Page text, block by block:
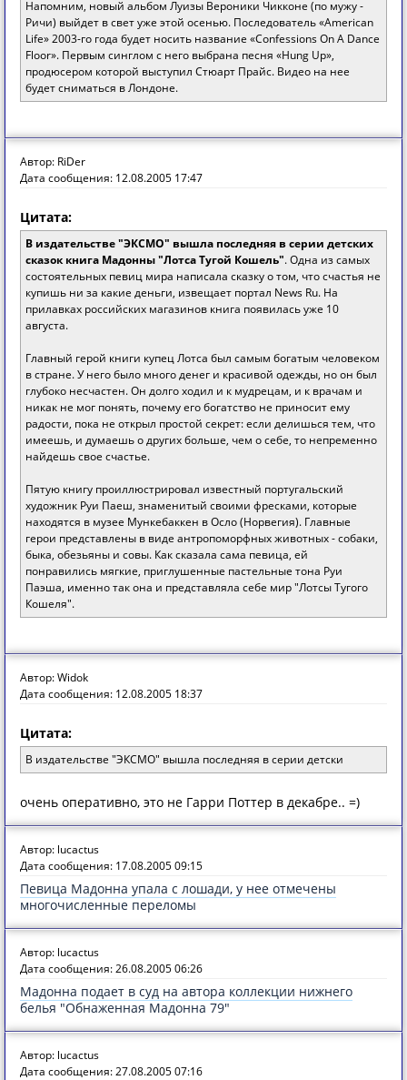
Напомним, новый альбом Луизы Вероники Чикконе (по мужу -
Ричи) выйдет в свет уже этой осенью. Последователь «American
Life» 2003-го года будет носить название «Confessions On A Dance
Floor». Первым синглом с него выбрана песня «Hung Up»,
продюсером которой выступил Стюарт Прайс. Видео на нее
будет сниматься в Лондоне.
Автор: RiDer
Дата сообщения: 12.08.2005 17:47
Цитата:
В издательстве "ЭКСМО" вышла последняя в серии детских
сказок книга Мадонны "Лотса Тугой Кошель". Одна из самых
состоятельных певиц мира написала сказку о том, что счастья не
купишь ни за какие деньги, извещает портал News Ru. На
прилавках российских магазинов книга появилась уже 10
августа.
Главный герой книги купец Лотса был самым богатым человеком
в стране. У него было много денег и красивой одежды, но он был
глубоко несчастен. Он долго ходил и к мудрецам, и к врачам и
никак не мог понять, почему его богатство не приносит ему
радости, пока не открыл простой секрет: если делишься тем, что
имеешь, и думаешь о других больше, чем о себе, то непременно
найдешь свое счастье.
Пятую книгу проиллюстрировал известный португальский
художник Руи Паеш, знаменитый своими фресками, которые
находятся в музее Мункебаккен в Осло (Норвегия). Главные
герои представлены в виде антропоморфных животных - собаки,
быка, обезьяны и совы. Как сказала сама певица, ей
понравились мягкие, приглушенные пастельные тона Руи
Паэша, именно так она и представляла себе мир "Лотсы Тугого
Кошеля".
Автор: Widok
Дата сообщения: 12.08.2005 18:37
Цитата:
В издательстве "ЭКСМО" вышла последняя в серии детски
очень оперативно, это не Гарри Поттер в декабре.. =)
Автор: lucactus
Дата сообщения: 17.08.2005 09:15
Певица Мадонна упала с лошади, у нее отмечены
многочисленные переломы
Автор: lucactus
Дата сообщения: 26.08.2005 06:26
Мадонна подает в суд на автора коллекции нижнего
белья "Обнаженная Мадонна 79"
Автор: lucactus
Дата сообщения: 27.08.2005 07:16